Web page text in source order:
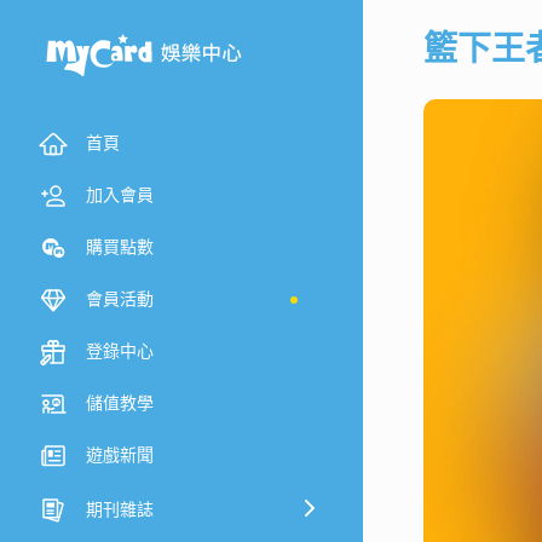
首頁
加入會員
購買點數
會員活動
登錄中心
儲值教學
遊戲新聞
期刊雜誌
籃下王